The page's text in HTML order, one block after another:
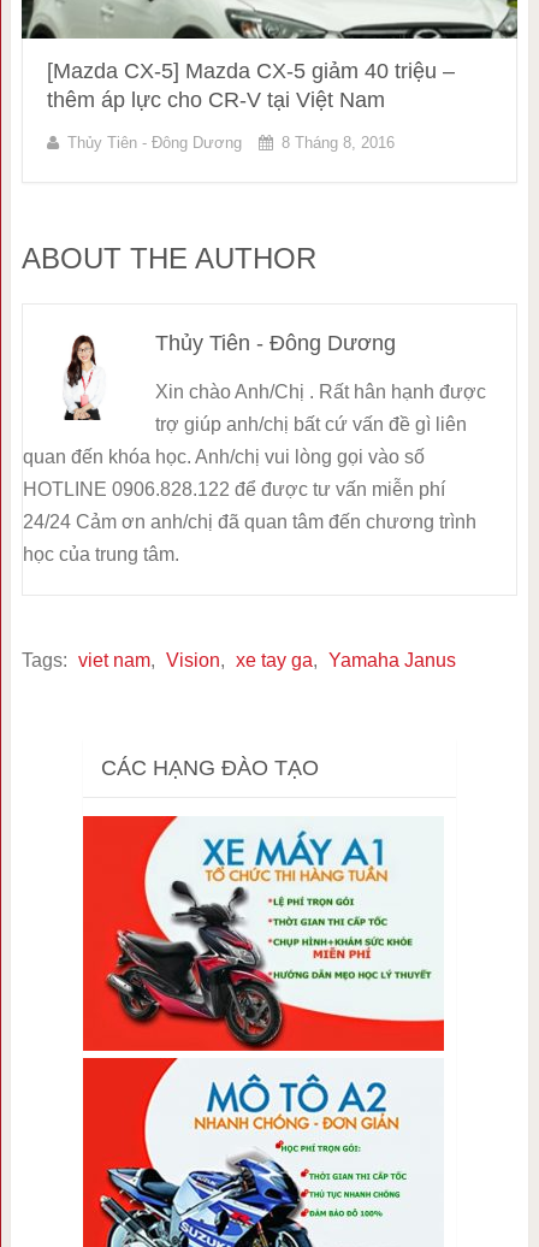
[Mazda CX-5] Mazda CX-5 giảm 40 triệu –
thêm áp lực cho CR-V tại Việt Nam
Thủy Tiên - Đông Dương 8 Tháng 8, 2016
ABOUT THE AUTHOR
Thủy Tiên - Đông Dương
Xin chào Anh/Chị . Rất hân hạnh được
trợ giúp anh/chị bất cứ vấn đề gì liên
quan đến khóa học. Anh/chị vui lòng gọi vào số
HOTLINE 0906.828.122 để được tư vấn miễn phí
24/24 Cảm ơn anh/chị đã quan tâm đến chương trình
học của trung tâm.
Tags: viet nam, Vision, xe tay ga, Yamaha Janus
CÁC HẠNG ĐÀO TẠO